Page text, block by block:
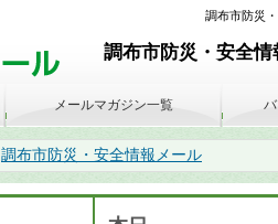
調布市防災
調布市防災・安全
調布市防災・安全情報メール
メールマガジン一覧